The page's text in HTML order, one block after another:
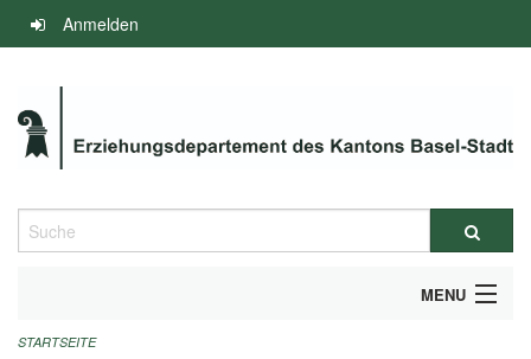
Navigation
überspringen
Anmelden
Suche
MENU
INFOS ZUM ED-MEDIENSPIEGEL
STARTSEITE